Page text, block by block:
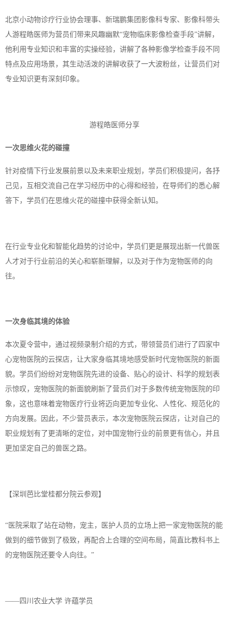
北京小动物诊疗行业协会理事、新瑞鹏集团影像科专家、影像科带头
人游程皓医师为营员们带来风趣幽默“宠物临床影像检查手段”讲解，
他利用专业知识和丰富的实操经验，讲解了各种影像学检查手段不同
特点及应用场景，其生动活泼的讲解收获了一大波粉丝，让营员们对
专业知识更有深刻印象。
游程皓医师分享
一次思维火花的碰撞
针对疫情下行业发展前景以及未来职业规划，学员们积极提问，各抒
己见，互相交流自己在学习经历中的心得和经验，在导师们的悉心解
答下，学员们在思维火花的碰撞中获得全新认知。
在行业专业化和智能化趋势的讨论中，学员们更是展现出新一代兽医
人才对于行业前沿的关心和崭新理解，以及对于作为宠物医师的向
往。
一次身临其境的体验
本次夏令营中，通过视频录制介绍的方式，带领营员们进行了四家中
心宠物医院的云探店，让大家身临其境地感受新时代宠物医院的新面
貌。学员们纷纷对宠物医院先进的设备、贴心的设计、科学的规划表
示惊叹，宠物医院的新面貌刷新了营员们对于多数传统宠物医院的印
象，这也意味着宠物医疗行业将迈向更加专业化、人性化、规范化的
方向发展。因此，不少营员表示，本次宠物医院云探店，让对自己的
职业规划有了更清晰的定位，对中国宠物行业的前景更有信心，并且
更加坚定自己的兽医之路。
【深圳芭比堂桂都分院云参观】
“医院采取了站在动物，宠主，医护人员的立场上把一家宠物医院的能
做到的细节做到了极致，再配合上合理的空间布局，简直比教科书上
的宠物医院还要令人向往。”
——四川农业大学 许蕴学员